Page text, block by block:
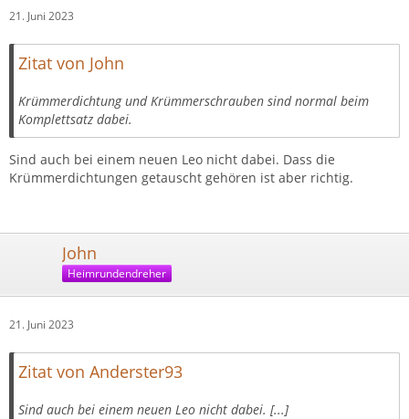
21. Juni 2023
Zitat von John
Krümmerdichtung und Krümmerschrauben sind normal beim
Komplettsatz dabei.
Sind auch bei einem neuen Leo nicht dabei. Dass die
Krümmerdichtungen getauscht gehören ist aber richtig.
John
Heimrundendreher
21. Juni 2023
Zitat von Anderster93
Sind auch bei einem neuen Leo nicht dabei. [...]